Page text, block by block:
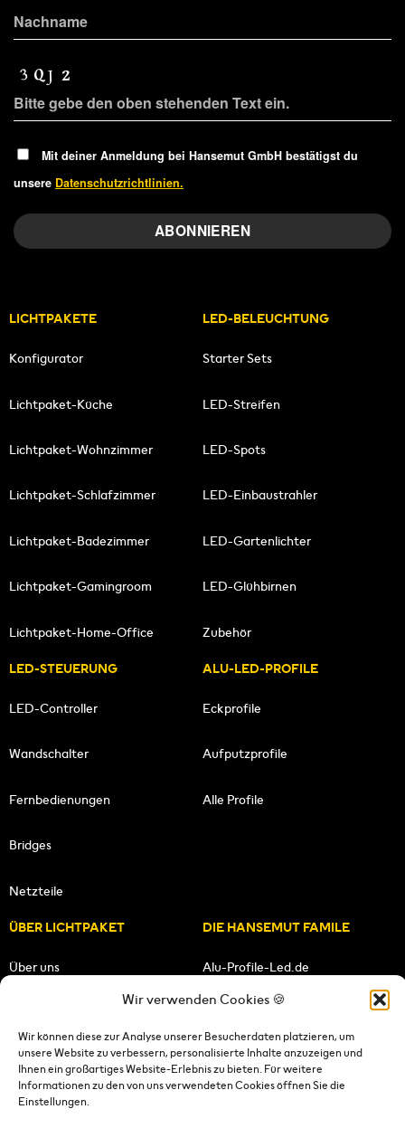
Wir verwenden Cookies 🍪
Wir können diese zur Analyse unserer Besucherdaten platzieren, um
unsere Website zu verbessern, personalisierte Inhalte anzuzeigen und
Ihnen ein großartiges Website-Erlebnis zu bieten. Für weitere
Informationen zu den von uns verwendeten Cookies öffnen Sie die
Einstellungen.
Mit deiner Anmeldung bei Hansemut GmbH bestätigst du
unsere Datenschutzrichtlinien.
LICHTPAKETE
Konfigurator
Lichtpaket-Küche
Lichtpaket-Wohnzimmer
Lichtpaket-Schlafzimmer
Lichtpaket-Badezimmer
Lichtpaket-Gamingroom
Lichtpaket-Home-Office
LED-BELEUCHTUNG
Starter Sets
LED-Streifen
LED-Spots
LED-Einbaustrahler
LED-Gartenlichter
LED-Glühbirnen
Zubehör
LED-STEUERUNG
LED-Controller
Wandschalter
Fernbedienungen
Bridges
Netzteile
ALU-LED-PROFILE
Eckprofile
Aufputzprofile
Alle Profile
ÜBER LICHTPAKET
Über uns
Unser Team
DIE HANSEMUT FAMILE
Alu-Profile-Led.de
Lichtpaket.de
FOLGE UNS